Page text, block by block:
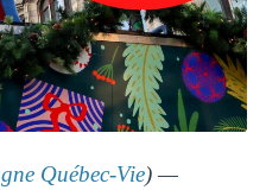
Québec-Vie) —